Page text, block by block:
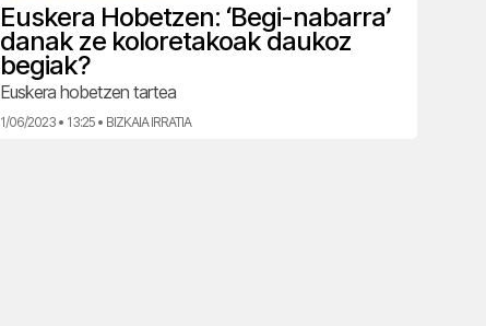
Euskera Hobetzen: ‘Begi-nabarra’
danak ze koloretakoak daukoz
begiak?
Euskera hobetzen tartea
1/06/2023 • 13:25 • BIZKAIA IRRATIA